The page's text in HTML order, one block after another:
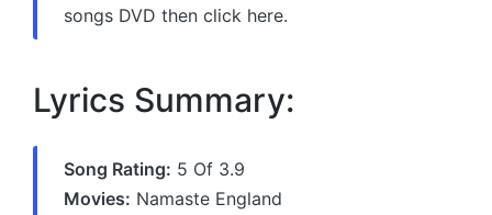
songs DVD then click here.
Lyrics Summary:
Song Rating: 5 Of 3.9
Movies: Namaste England